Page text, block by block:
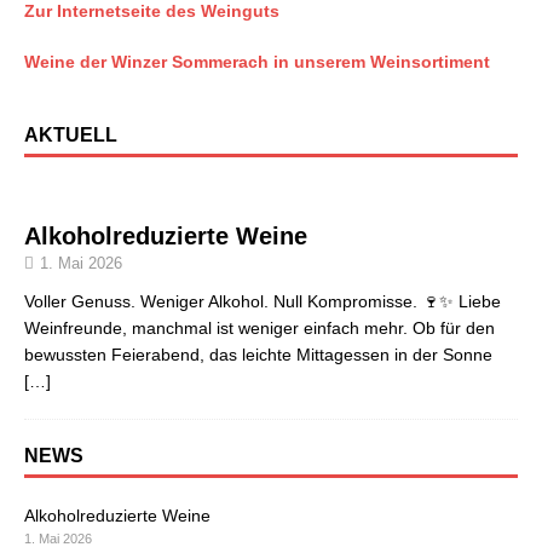
Zur Internetseite des Weinguts
Weine der Winzer Sommerach in unserem Weinsortiment
AKTUELL
Alkoholreduzierte Weine
1. Mai 2026
Voller Genuss. Weniger Alkohol. Null Kompromisse. 🍷✨ Liebe
Weinfreunde, manchmal ist weniger einfach mehr. Ob für den
bewussten Feierabend, das leichte Mittagessen in der Sonne
[…]
NEWS
Alkoholreduzierte Weine
1. Mai 2026